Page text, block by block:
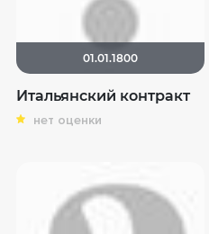
01.01.1800
Итальянский контракт
нет оценки